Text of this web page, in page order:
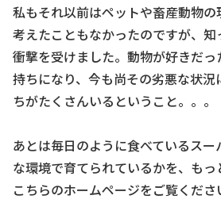
私もそれ以前はペットや畜産動物の
考えたこともなかったのですが、
衝撃を受けました。動物が好きだ
持ちになり、今も尚その劣悪な状況
ちがたくさんいるということ。。。
あとは毎日のように食べているスー
な環境で育てられているかを、も
こちらのホームページをご覧くださ